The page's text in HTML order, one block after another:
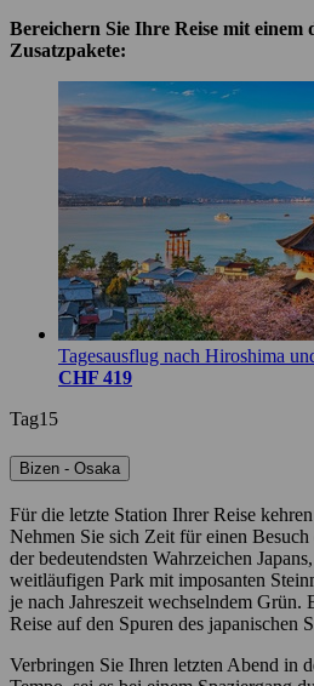
Bereichern Sie Ihre Reise mit einem
Zusatzpakete:
Tagesausflug nach Hiroshima
CHF 419
Tag15
Bizen - Osaka
Für die letzte Station Ihrer Reise
Nehmen Sie sich Zeit für einen
der bedeutendsten Wahrzeichen
weitläufigen Park mit imposanten
je nach Jahreszeit wechselndem
Reise auf den Spuren des japanischen
Verbringen Sie Ihren letzten Abend in